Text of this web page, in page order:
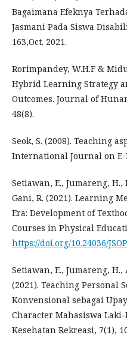
Bagaimana Efeknya
Jasmani Pada Siswa
163,Oct. 2021.
Rorimpandey, W.H.F &
Hybrid Learning Strategy
Outcomes. Journal of
48(8).
Seok, S. (2008). Teaching
International Journal on E-
Setiawan, E., Jumareng,
Gani, R. (2021). Learning
Era: Development of
Courses in Physical
https://doi.org/10.24036/
Setiawan, E., Jumareng,
(2021). Teaching Personal
Konvensional sebagai
Character Mahasiswa
Kesehatan Rekreasi, 7(1),